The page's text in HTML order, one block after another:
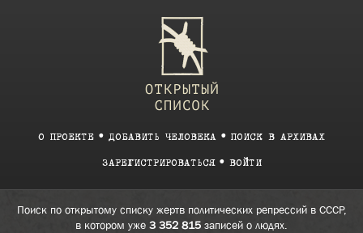
О ПРОЕКТЕ ДОБАВИТЬ ЧЕЛОВЕКА ПОИСК В АРХИВАХ
ЗАРЕГИСТРИРОВАТЬСЯ ВОЙТИ
Поиск по открытому списку жертв политических репрессий в СССР,
в котором уже 3 352 815 записей о людях.